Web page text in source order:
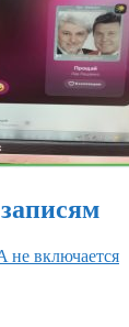
включается